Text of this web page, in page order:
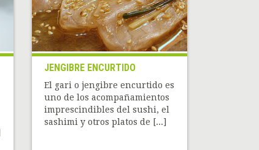
JENGIBRE ENCURTIDO
El gari o jengibre encurtido es
uno de los acompañamientos
imprescindibles del sushi, el
sashimi y otros platos de [...]